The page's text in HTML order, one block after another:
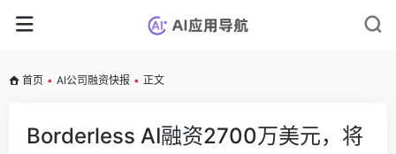
首页 • AI公司融资快报 • 正文
Borderless AI融资2700万美元，将